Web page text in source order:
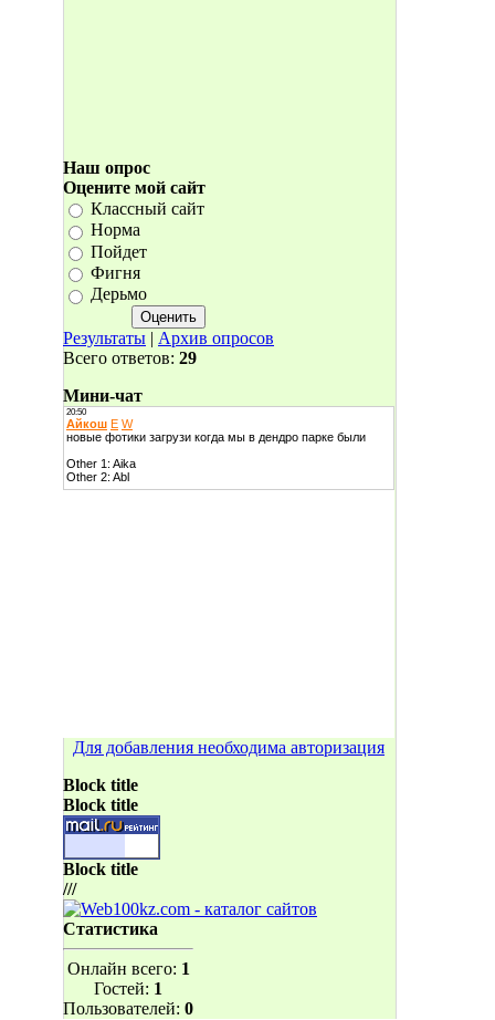
Наш опрос
Оцените мой сайт
Классный сайт
Норма
Пойдет
Фигня
Дерьмо
Результаты | Архив опросов
Всего ответов: 29
Мини-чат
Для добавления необходима авторизация
Block title
Block title
Block title
///
Статистика
Онлайн всего: 1
Гостей: 1
Пользователей: 0